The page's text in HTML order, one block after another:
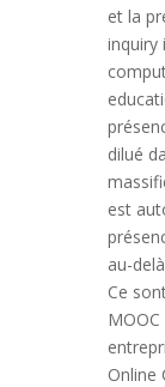
et la
inquiry
dilué
est
au-
Ce
Online